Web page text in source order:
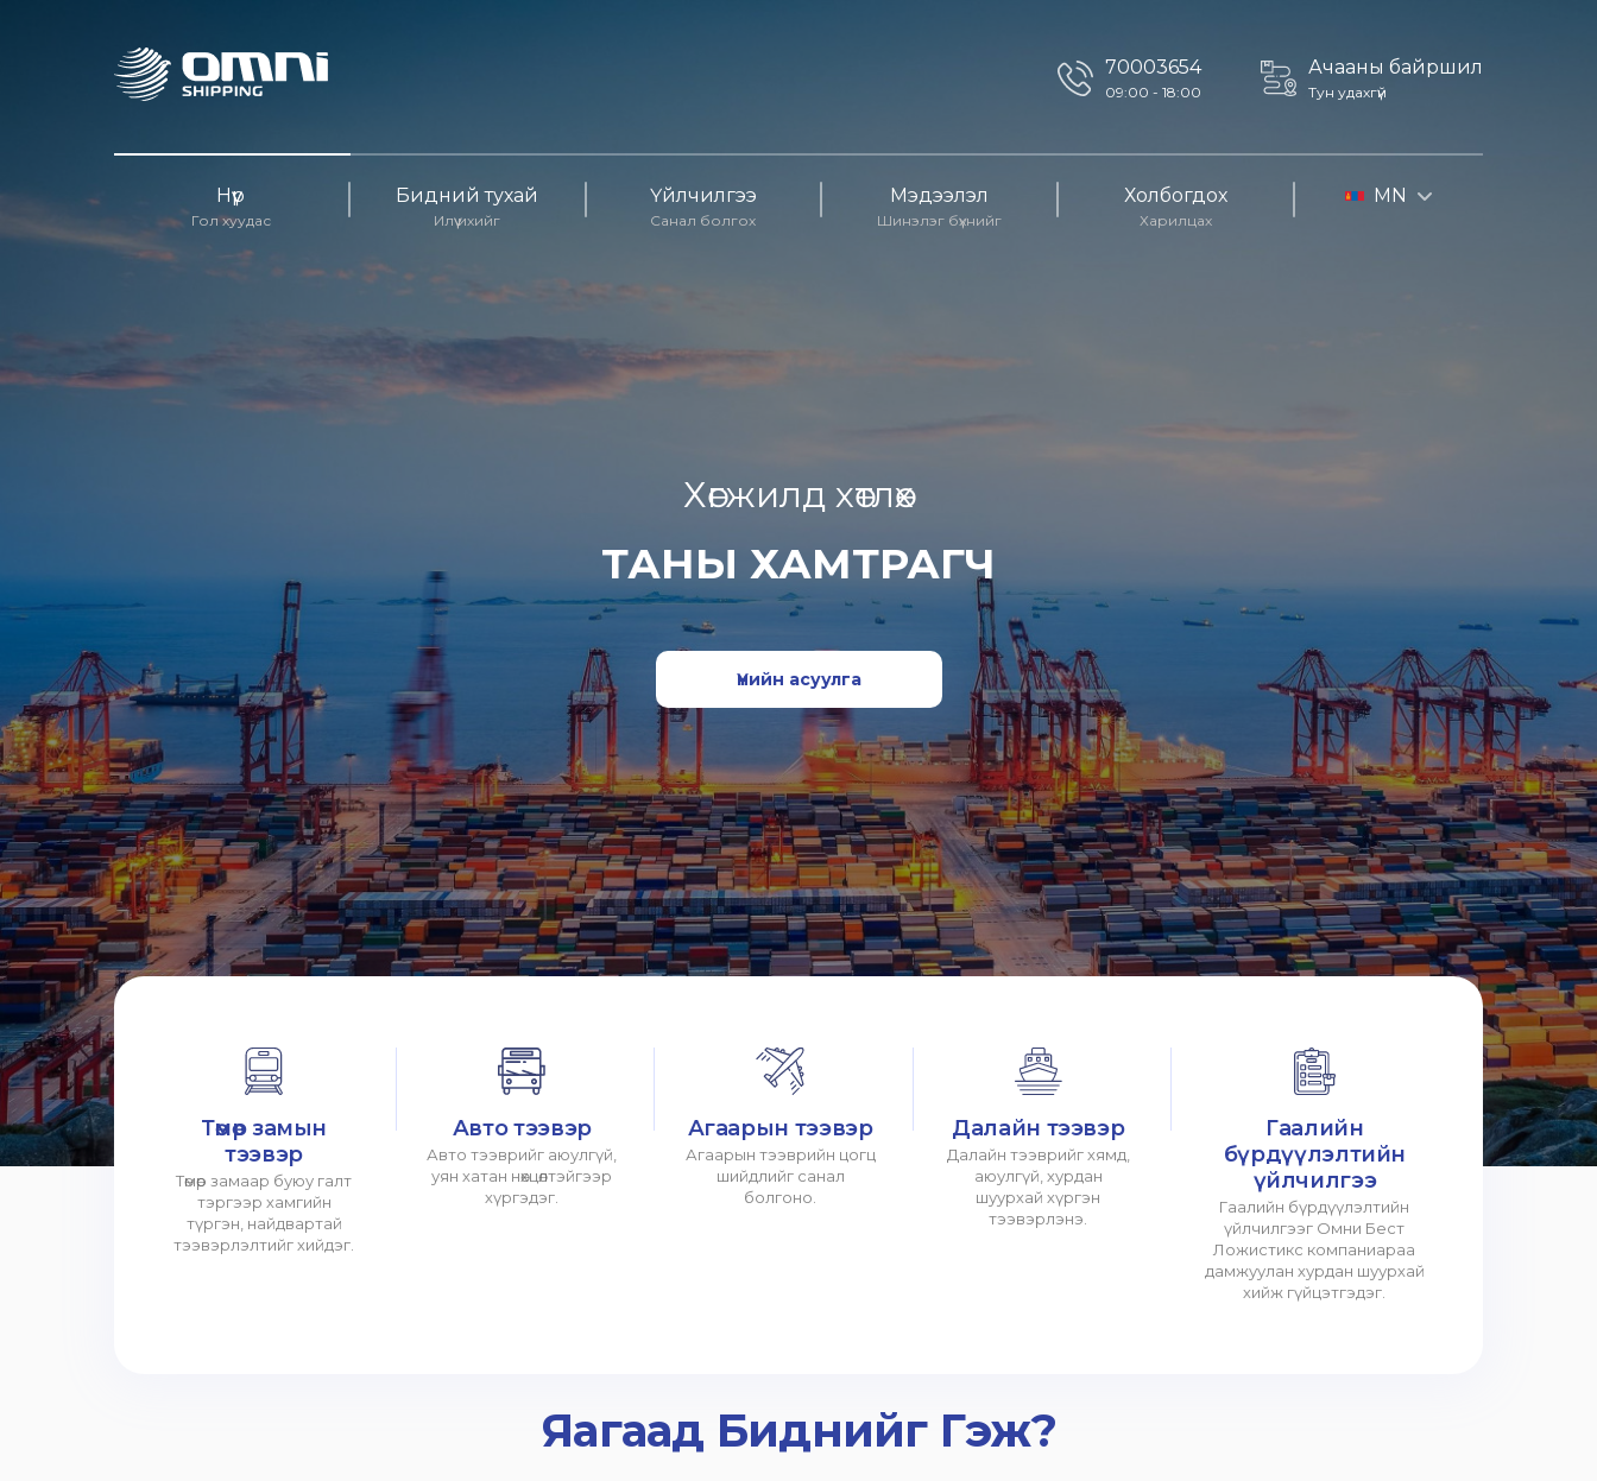
70003654
09:00 - 18:00
Ачааны байршил
Тун удахгүй
Нүүр
Гол хуудас
Бидний тухай
Илүү ихийг
Үйлчилгээ
Санал болгох
Мэдээлэл
Шинэлэг бүхнийг
Холбогдох
Харилцах
MN
Хөгжилд хөтлөх
ТАНЫ ХАМТРАГЧ
Үнийн асуулга
Төмөр замын
тээвэр
Төмөр замаар буюу галт
тэргээр хамгийн
түргэн, найдвартай
тээвэрлэлтийг хийдэг.
Авто тээвэр
Авто тээврийг аюулгүй,
уян хатан нөхцөлтэйгээр
хүргэдэг.
Агаарын тээвэр
Агаарын тээврийн цогц
шийдлийг санал
болгоно.
Далайн тээвэр
Далайн тээврийг хямд,
аюулгүй, хурдан
шуурхай хүргэн
тээвэрлэнэ.
Гаалийн
бүрдүүлэлтийн
үйлчилгээ
Гаалийн бүрдүүлэлтийн
үйлчилгээг Омни Бест
Ложистикс компаниараа
дамжуулан хурдан шуурхай
хийж гүйцэтгэдэг.
Яагаад Биднийг Гэж?